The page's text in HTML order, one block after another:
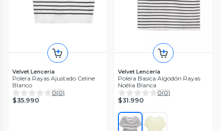
Velvet Lencería
Polera Rayas Ajustado Celine
Blanco
0(0)
$35.990
Velvet Lencería
Polera Basica Algodón Rayas
Noélia Blanca
0(0)
$31.990